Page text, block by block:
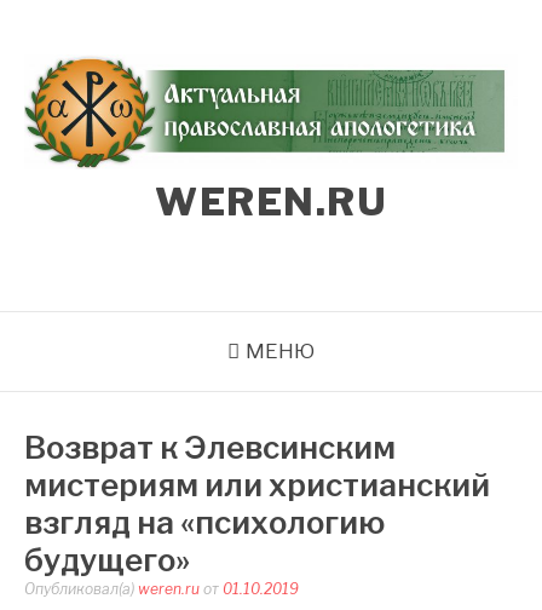
содержимому
WEREN.RU
МЕНЮ
Возврат к Элевсинским
мистериям или христианский
взгляд на «психологию
будущего»
Опубликовал(а) weren.ru от 01.10.2019